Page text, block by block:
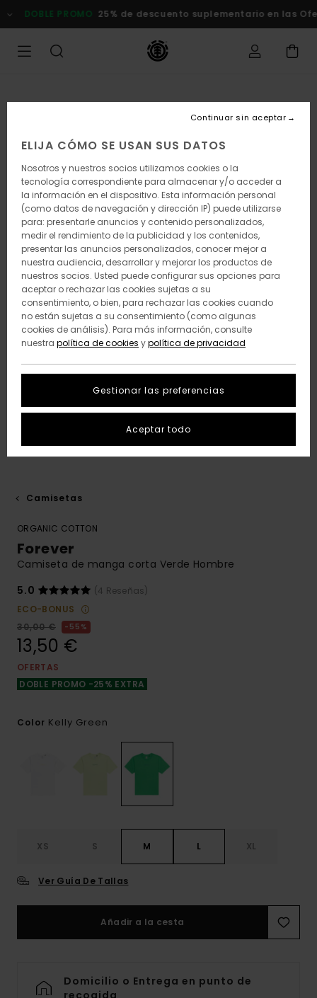
la
DOBLE PROMO 25% de descuento suplementario en las
Camisetas
ORGANIC COTTON
Forever
Camiseta de manga corta Verde Hombre
5.0
(4 Reseñas)
ECO-BONUS
30,00 €
55%
13,50 €
OFERTAS
DOBLE PROMO -25% EXTRA
Color Kelly Green
XS S M L XL
Ver Guía De Tallas
Añadir a la cesta
Domicilio o Entrega en punto de
ELIJA CÓMO SE USAN SUS DATOS
Nosotros y nuestros socios utilizamos cookies o la
tecnología correspondiente para almacenar y/o acceder a
la información en el dispositivo. Esta información personal
(como datos de navegación y dirección IP) puede utilizarse
para: presentarle anuncios y contenido personalizados,
medir el rendimiento de la publicidad y los contenidos,
presentar las anuncios personalizados, conocer mejor a
nuestra audiencia, desarrollar y mejorar los productos de
nuestros socios. Usted puede configurar sus opciones para
aceptar o rechazar las cookies sujetas a su
consentimiento, o bien, para rechazar las cookies cuando
no están sujetas a su consentimiento (como algunas
cookies de análisis). Para más información, consulte
nuestra política de cookies ypolítica de privacidad
Gestionar las preferencias
Continuar sin aceptar
Aceptar todo